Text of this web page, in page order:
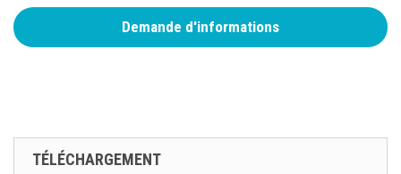
Demande d'informations
TÉLÉCHARGEMENT